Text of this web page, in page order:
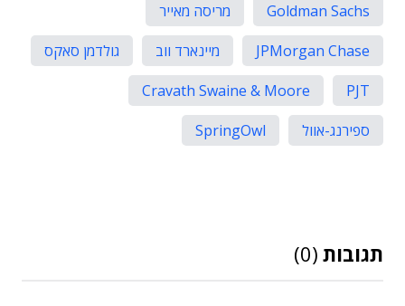
Goldman Sachs
מריסה מאייר
JPMorgan Chase
מיינארד ווב
גולדמן סאקס
PJT
Cravath Swaine & Moore
ספירנג-אוול
SpringOwl
תגובות (0)